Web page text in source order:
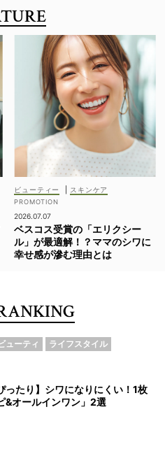
ビューティー スキンケア
2026.07.07
ベスコス受賞の「エリクシー
ル」が最適解！？ママのシワに
幸せ感が滲む理由とは
ューティ ライフスタイル
ったり】シワになりにくい！1枚
&オールインワン」2選